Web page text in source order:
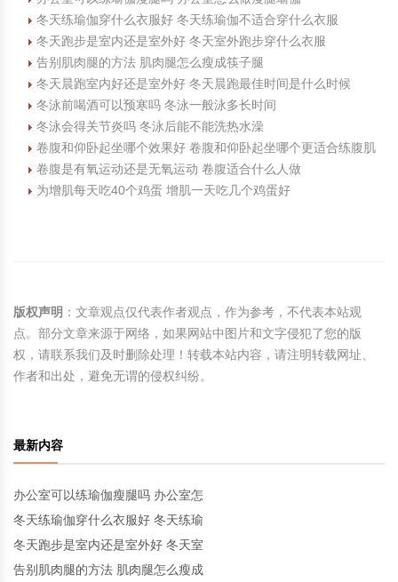
冬天练瑜伽穿什么衣服好 冬天练瑜伽不适合穿什么衣服
冬天跑步是室内还是室外好 冬天室外跑步穿什么衣服
告别肌肉腿的方法 肌肉腿怎么瘦成筷子腿
冬天晨跑室内好还是室外好 冬天晨跑最佳时间是什么时候
冬泳前喝酒可以预寒吗 冬泳一般泳多长时间
冬泳会得关节炎吗 冬泳后能不能洗热水澡
卷腹和仰卧起坐哪个效果好 卷腹和仰卧起坐哪个更适合练腹肌
卷腹是有氧运动还是无氧运动 卷腹适合什么人做
为增肌每天吃40个鸡蛋 增肌一天吃几个鸡蛋好
版权声明 ：文章观点仅代表作者观点，作为参考，不代表本站观
点。部分文章来源于网络，如果网站中图片和文字侵犯了您的版
权，请联系我们及时删除处理！转载本站内容，请注明转载网址、
作者和出处，避免无谓的侵权纠纷。
最新内容
办公室可以练瑜伽瘦腿吗 办公室怎
冬天练瑜伽穿什么衣服好 冬天练瑜
冬天跑步是室内还是室外好 冬天室
告别肌肉腿的方法 肌肉腿怎么瘦成